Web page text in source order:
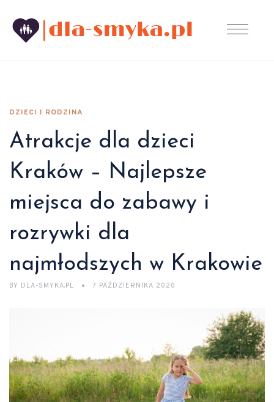
DZIECI I RODZINA
Atrakcje dla dzieci
Kraków – Najlepsze
miejsca do zabawy i
rozrywki dla
najmłodszych w Krakowie
BY DLA-SMYKA.PL 7 PAŹDZIERNIKA 2020